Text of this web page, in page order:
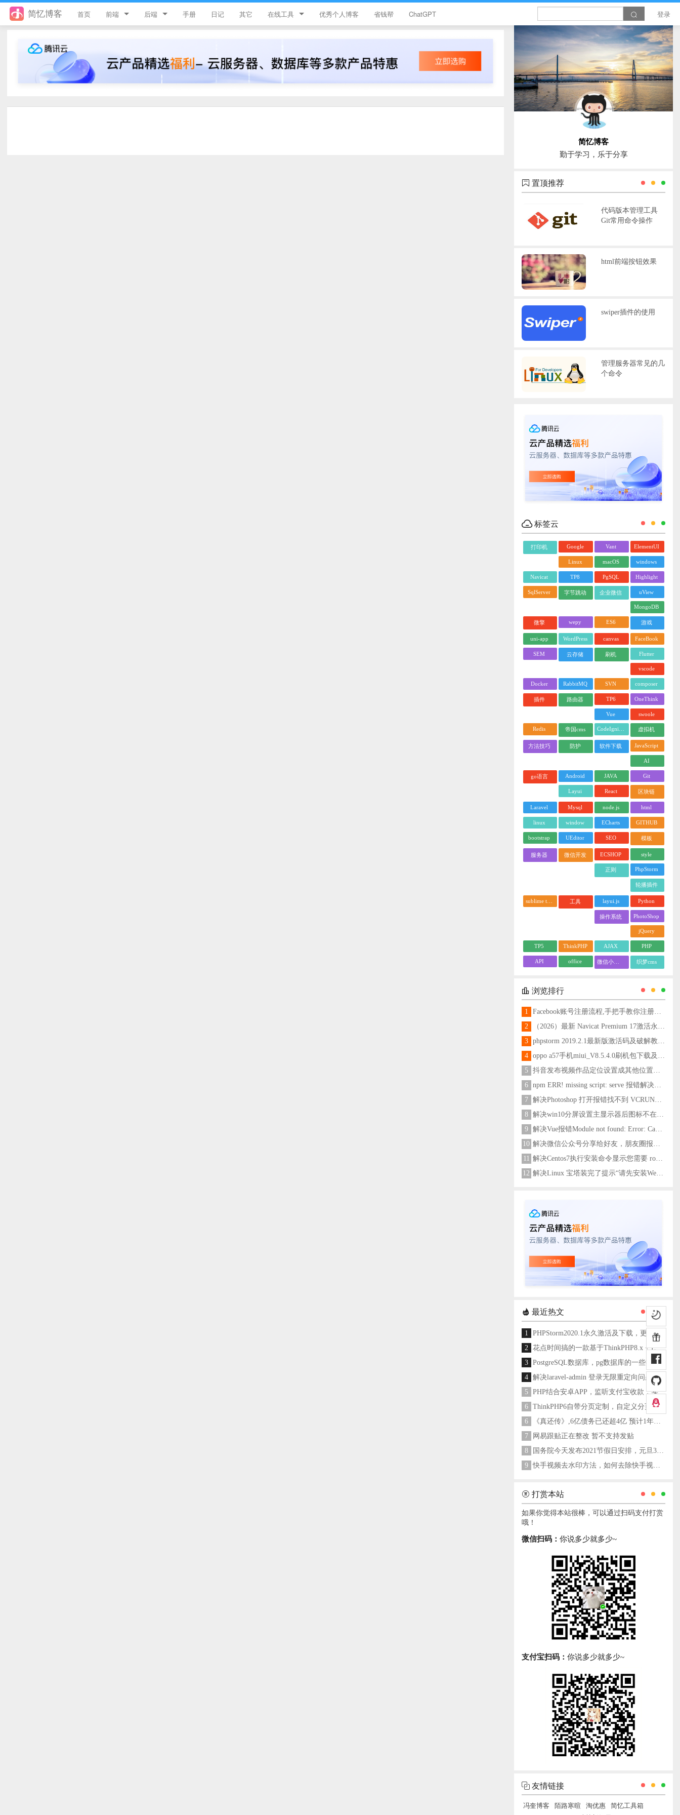
简忆博客 首页 前端
JavaScript
Style
Flutter
后端
ThinkPHP8
ThinkPHP6
ThinkPHP5
手册 日记 其它 在线工具
领优惠券
违禁词查询
JS加密
优秀个人博客 省钱帮 ChatGPT 登录
简忆博客
勤于学习，乐于分享
置顶推荐
代码版本管理工具
Git常用命令操作
html前端按钮效果
swiper插件的使用
管理服务器常见的几
个命令
标签云
打印机 Google Vant ElementUI
Linux macOS windows
Navicat TP8 PgSQL Highlight
SqlServer 字节跳动 企业微信 uView
MongoDB
微擎 wepy ES6 游戏
uni-app WordPress canvas FaceBook
SEM 云存储 刷机 Flutter
vscode
Docker RabbitMQ SVN composer
插件 路由器 TP6 OneThink
Vue swoole
Redis 帝国cms CodeIgniter 虚拟机
方法技巧 防护 软件下载 JavaScript
AI
go语言 Android JAVA Git
Layui React 区块链
Laravel Mysql node.js html
linux window ECharts GITHUB
bootstrap UEditor SEO 模板
服务器 微信开发 ECSHOP style
正则 PhpStorm
轮播插件
sublime text 工具 layui.js Python
操作系统 PhotoShop
jQuery
TP5 ThinkPHP AJAX PHP
API office 微信小程序 织梦cms
浏览排行
1
Facebook账号注册流程,手把手教你注册脸书账号
2
（2026）最新 Navicat Premium 17激活永久教程
3
phpstorm 2019.2.1最新版激活码及破解教程更新至2024
4
oppo a57手机miui_V8.5.4.0刷机包下载及刷机教程
5
抖音发布视频作品定位设置成其他位置方法
6
npm ERR! missing script: serve 报错解决方法
7
解决Photoshop 打开报错找不到 VCRUNTIME140_1.dll问题
8
解决win10分屏设置主显示器后图标不在主显示器问题
9
解决Vue报错Module not found: Error: Can't resolve 'less-loader' in 'C:\Users\Hm\Desktop\vue\vue_shop'问题
10
解决微信公众号分享给好友，朋友圈报错errMsg: "onMenuShareAppMessage:fail, the permission value is offline verifying"
11
解决Centos7执行安装命令显示您需要 root 权限执行此命令
12
解决Linux 宝塔装完了提示“请先安装Web服务器！”
最近热文
1
PHPStorm2020.1永久激活及下载，更新至2024
2
花点时间搞的一款基于ThinkPHP8.x + Layui架构开发的通用后台管理系统
3
PostgreSQL数据库，pg数据库的一些操作命令
4
解决laravel-admin 登录无限重定向问题
5
PHP结合安卓APP，监听支付宝收款，实现个人支付宝支付接口
6
ThinkPHP6自带分页定制，自定义分页类
6
《真还传》,6亿债务已还超4亿 预计1年多之内就能还清
7
网易跟贴正在整改 暂不支持发贴
8
国务院今天发布2021节假日安排，元旦3天，春节7天，劳动节5天
9
快手视频去水印方法，如何去除快手视频水印
打赏本站
如果你觉得本站很棒，可以通过扫码支付打赏
哦！
微信扫码： 你说多少就多少~
支付宝扫码： 你说多少就多少~
友情链接
冯奎博客 陌路寒暄 淘优惠
简忆工具箱